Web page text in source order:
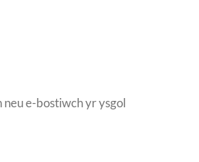
neu e-bostiwch yr ysgol